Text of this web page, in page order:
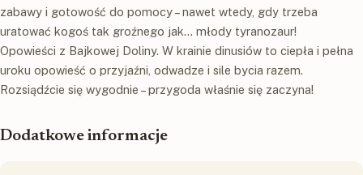
zabawy i gotowość do pomocy – nawet wtedy, gdy trzeba
uratować kogoś tak groźnego jak… młody tyranozaur!
Opowieści z Bajkowej Doliny. W krainie dinusiów to ciepła i pełna
uroku opowieść o przyjaźni, odwadze i sile bycia razem.
Rozsiądźcie się wygodnie – przygoda właśnie się zaczyna!
Dodatkowe informacje